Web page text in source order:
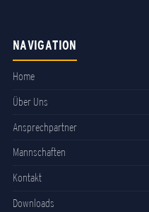
NAVIGATION
Home
Über Uns
Ansprechpartner
Mannschaften
Kontakt
Downloads